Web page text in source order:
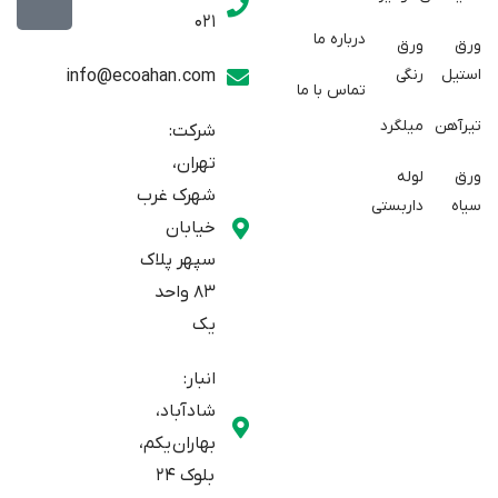
ورق
استیل
تیرآهن
ورق
سیاه
ورق
رنگی
میلگرد
لوله
داربستی
درباره ما
تماس با ما
021
info@ecoahan.com
شرکت:
تهران،
شهرک غرب
خیابان
سپهر پلاک
83 واحد
یک
انبار:
شادآباد،
بهاران یکم،
بلوک 24
g